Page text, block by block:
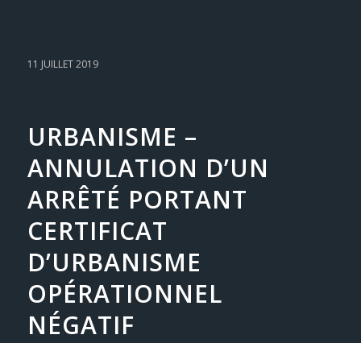
11 JUILLET 2019
URBANISME –
ANNULATION D’UN
ARRÊTÉ PORTANT
CERTIFICAT
D’URBANISME
OPÉRATIONNEL
NÉGATIF